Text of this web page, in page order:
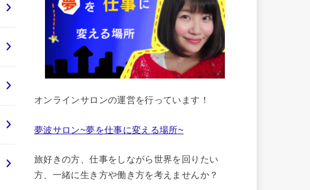
オンラインサロンの運営を行っています！
夢波サロン~夢を仕事に変える場所~
旅好きの方、仕事をしながら世界を回りたい
方、一緒に生き方や働き方を考えませんか？